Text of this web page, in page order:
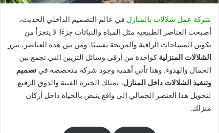
شركة عمل شلالات بالمنازل في عالم التصميم الداخلي الحديث،
أصبحت العناصر الطبيعية مثل المياه والنباتات جزءًا لا يتجزأ من
تكوين المساحات الراقية والمريحة نفسيًا. ومن بين هذه العناصر، تبرز
الشلالات المنزلية كواحدة من أرقى وسائل التزيين التي تجمع بين
الجمال والهدوء. وهنا تأتي أهمية وجود شركة متخصصة فيتصميم
وتنفيذ الشلالات داخل المنازل، تمتلك الخبرة الفنية والذوق الرفيع
لتحويل هذا العنصر الجمالي إلى واقع ينبض بالحياة داخل أركان
منزلك.